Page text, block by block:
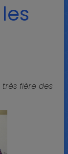
les
fière des